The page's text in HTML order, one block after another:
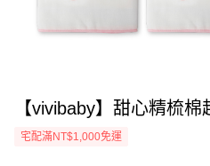
【vivibaby】甜心精梳
宅配滿NT$1,000免運